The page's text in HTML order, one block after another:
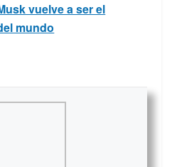
vuelve a ser el
mundo